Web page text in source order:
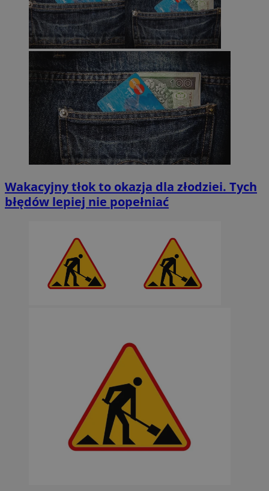
Wakacyjny tłok to okazja dla złodziei. Tych
błędów lepiej nie popełniać